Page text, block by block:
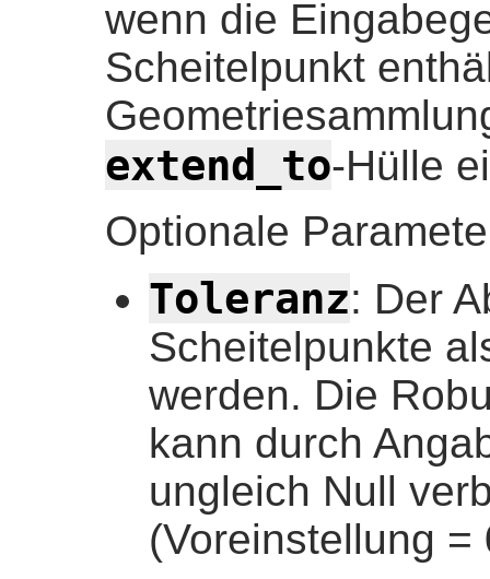
wenn die
Scheitelpunkt
extend_to-Hülle
Optionale
Toleranz: Der
Scheitelpunkte
werden. Die
kann durch
ungleich Null
(Voreinstellung =